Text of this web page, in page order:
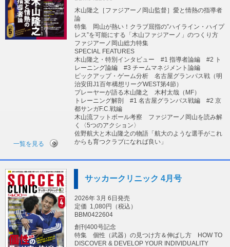
木山隆之［ファジアーノ岡山監督］愛と情熱の指導者
論
特集 岡山が熱い！クラブ屈指の”ハイライン・ハイプ
レス”を可能にする「木山ファジアーノ」のつくり方
ファジアーノ岡山総力特集
SPECIAL FEATURES
木山隆之・特別インタビュー #1 指導者論編 #2 ト
レーニング論編 #3 チームマネジメント論編
ピックアップ・ゲーム分析 名古屋グランパス戦（明
治安田J1百年構想リーグWEST第4節）
プレーヤーが語る木山隆之 木村太哉（MF）
トレーニング解剖 #1 名古屋グランパス戦編 #2 京
都サンガF.C.戦編
木山流フットボール考察 ファジアーノ岡山を読み解
く〈5つのアクション〉
佐野航大と木山隆之の物語「航大のような選手がこれ
からも育つクラブになれば良い」
一覧を見る
サッカークリニック 4月号
2026年 3月 6日発売
定価 1,080円（税込）
BBM0422604
創刊400号記念
特集 個性（武器）の見つけ方＆伸ばし方 HOW TO
DISCOVER & DEVELOP YOUR INDIVIDUALITY